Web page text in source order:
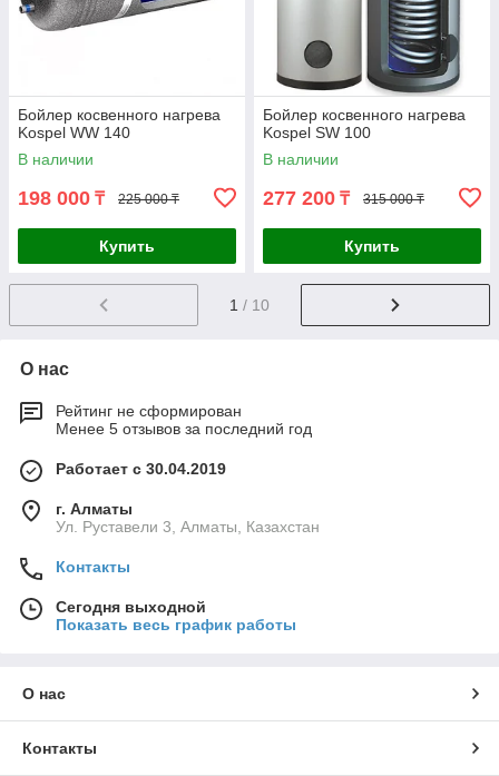
Бойлер косвенного нагрева
Kospel WW 140
В наличии
198 000 ₸ 225 000 ₸
Купить
Бойлер косвенного нагрева
Kospel SW 100
В наличии
277 200 ₸ 315 000 ₸
Купить
1 / 10
О нас
Рейтинг не сформирован
Менее 5 отзывов за последний год
Работает с 30.04.2019
г. Алматы
Ул. Руставели 3, Алматы, Казахстан
Контакты
Сегодня выходной
Показать весь график работы
О нас
Контакты